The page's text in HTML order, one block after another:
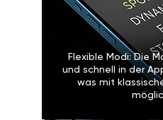
Flexible Modi: Die
und schnell in der
was mit